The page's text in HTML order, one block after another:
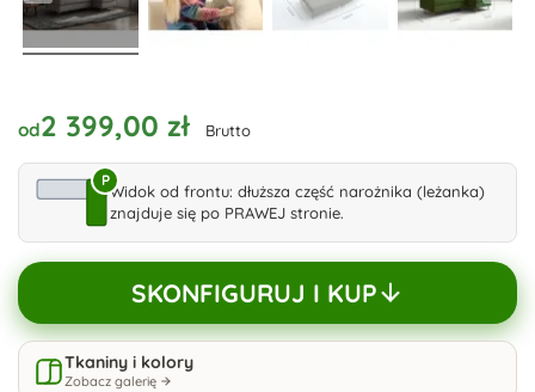
od2 399,00 zł Brutto
P
Widok od frontu: dłuższa część narożnika (leżanka)
znajduje się po PRAWEJ stronie.
SKONFIGURUJ I KUP
Tkaniny i kolory
Zobacz galerię